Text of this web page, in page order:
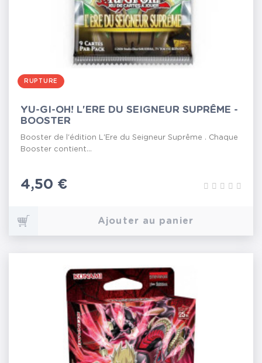
RUPTURE
YU-GI-OH! L'ERE DU SEIGNEUR SUPRÊME -
BOOSTER
Booster de l'édition L'Ere du Seigneur Suprême . Chaque
Booster contient...
Prix
4,50 €
Ajouter au panier